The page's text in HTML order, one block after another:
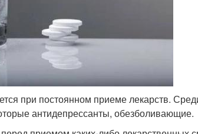
при постоянном приеме лекарств.
антидепрессанты, обезболивающие.